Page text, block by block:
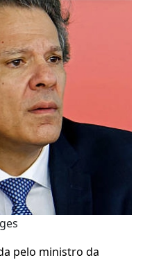
pelo ministro da